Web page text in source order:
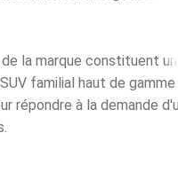
la marque constituent
familial haut de
répondre à la demande